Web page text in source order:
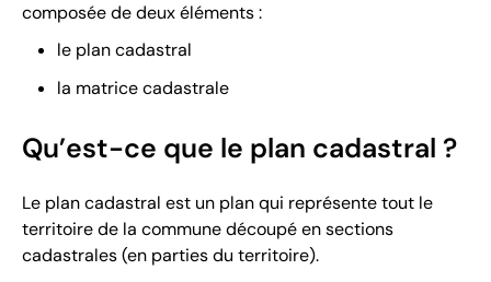
composée de deux éléments :
le plan cadastral
la matrice cadastrale
Qu’est-ce que le plan cadastral ?
Le plan cadastral est un plan qui représente tout le
territoire de la commune découpé en sections
cadastrales (en parties du territoire).